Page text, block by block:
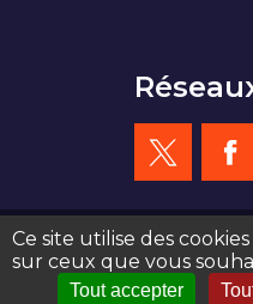
création site web : agence
Ce site utilise des
sur ceux que vous
Tout accepter